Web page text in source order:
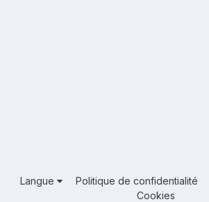
Langue Politique de confidentialité
Cookies